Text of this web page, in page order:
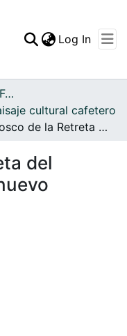
Statistics
Log In
Archivo del Patrimonio Fotográfico y Fílmico del Valle del Cauca
cultural cafetero
El Kiosco de la Retreta del parque de Ansermanuevo
del